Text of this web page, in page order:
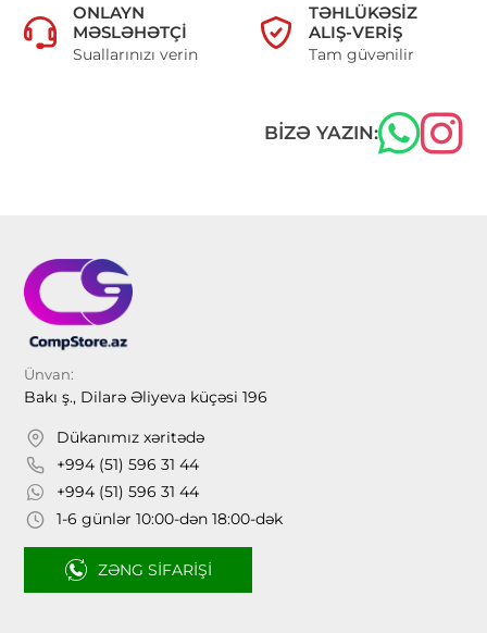
ONLAYN
MƏSLƏHƏTÇI
Suallarınızı verin
TƏHLÜKƏSIZ
ALIŞ-VERIŞ
Tam güvənilir
BIZƏ YAZIN:
Ünvan:
Bakı ş., Dilarə Əliyeva küçəsi 196
Dükanımız xəritədə
+994 (51) 596 31 44
+994 (51) 596 31 44
1-6 günlər 10:00-dən 18:00-dək
ZƏNG SIFARIŞI